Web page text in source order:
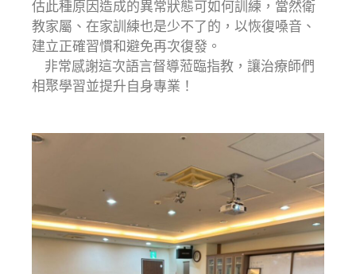
估此種原因造成的異常狀態可如何訓練，當然衛
教家屬、在家訓練也是少不了的，以恢復嗓音、
建立正確習慣和避免再次復發。
非常感謝這次語言督導蒞臨指教，讓治療師們
相聚學習並提升自身專業！